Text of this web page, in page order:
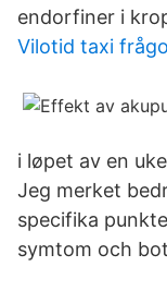
endorfiner i
Vilotid taxi
i løpet av en
Jeg merket
specifika
symtom och